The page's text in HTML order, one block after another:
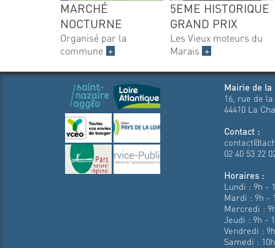
MARCHÉ
NOCTURNE
Organisé par la
commune +
5EME HISTORIQUE
GRAND PRIX
Les Vieux moteurs du
Marais +
Mairie de la
16, rue de
44410 La
Contact :
02 40 53 22
Horaires :
Lundi : 9h -
Mardi : 9h -
Mercredi :
Jeudi : 9h -
Vendredi :
Samedi :